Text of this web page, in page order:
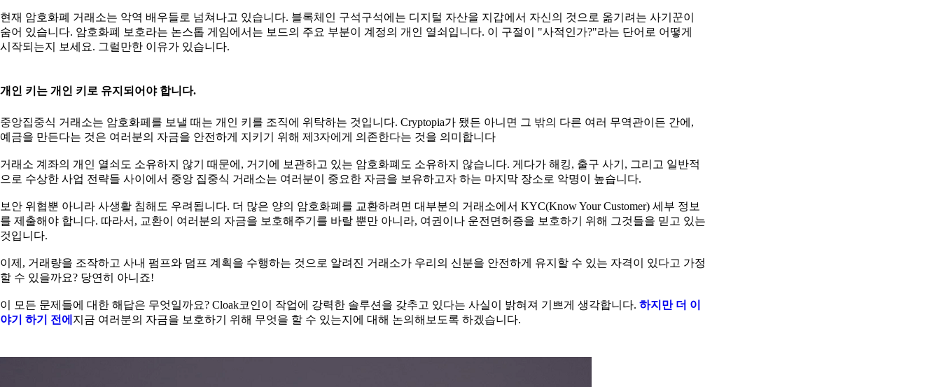
현재 암호화폐 거래소는 악역 배우들로 넘쳐나고 있습니다. 블록체인 구석구석에는 디지털 자산을 지갑에서 자신의 것으로 옮기려는 사기꾼이
숨어 있습니다. 암호화폐 보호라는 논스톱 게임에서는 보드의 주요 부분이 계정의 개인 열쇠입니다. 이 구절이 "사적인가?"라는 단어로 어떻게
시작되는지 보세요. 그럴만한 이유가 있습니다.
개인 키는 개인 키로 유지되어야 합니다.
중앙집중식 거래소는 암호화페를 보낼 때는 개인 키를 조직에 위탁하는 것입니다. Cryptopia가 됐든 아니면 그 밖의 다른 여러 무역관이든 간에,
예금을 만든다는 것은 여러분의 자금을 안전하게 지키기 위해 제3자에게 의존한다는 것을 의미합니다
거래소 계좌의 개인 열쇠도 소유하지 않기 때문에, 거기에 보관하고 있는 암호화폐도 소유하지 않습니다. 게다가 해킹, 출구 사기, 그리고 일반적
으로 수상한 사업 전략들 사이에서 중앙 집중식 거래소는 여러분이 중요한 자금을 보유하고자 하는 마지막 장소로 악명이 높습니다.
보안 위협뿐 아니라 사생활 침해도 우려됩니다. 더 많은 양의 암호화폐를 교환하려면 대부분의 거래소에서 KYC(Know Your Customer) 세부 정보
를 제출해야 합니다. 따라서, 교환이 여러분의 자금을 보호해주기를 바랄 뿐만 아니라, 여권이나 운전면허증을 보호하기 위해 그것들을 믿고 있는
것입니다.
이제, 거래량을 조작하고 사내 펌프와 덤프 계획을 수행하는 것으로 알려진 거래소가 우리의 신분을 안전하게 유지할 수 있는 자격이 있다고 가정
할 수 있을까요? 당연히 아니죠!
이 모든 문제들에 대한 해답은 무엇일까요? Cloak코인이 작업에 강력한 솔루션을 갖추고 있다는 사실이 밝혀져 기쁘게 생각합니다. 하지만 더 이
야기 하기 전에 지금 여러분의 자금을 보호하기 위해 무엇을 할 수 있는지에 대해 논의해보도록 하겠습니다.